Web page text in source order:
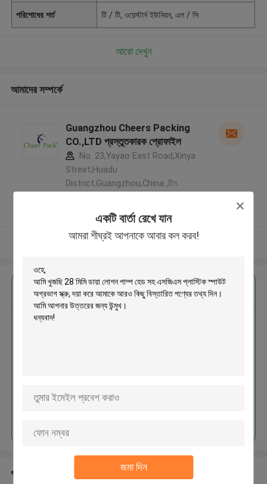
একটি বার্তা রেখে যান
আমরা শীঘ্রই আপনাকে আবার কল করব!
জমা দিন
পরিশোধের শর্ত টি / টি, ওয়েস্টার্ন ইউনিয়ন, এল / সি
আরো দেখুন
আমাদের সম্পর্কে
Guangzhou Cheers Packing
CO.,LTD প্রস্তুতকারক প্রোফাইল
No. 23,Yayao East Road,Xinya
Street,Huadu
District,Guangzhou,China ,চীন
যাচাইকৃত সরবরাহকারী
আরো দেখুন
এর সেরা মূল্য পান
প্রস্তাবিত পণ্য